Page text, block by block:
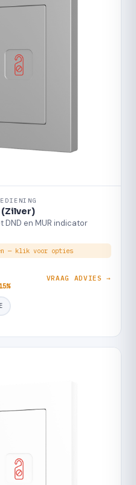
(Zilver)
DND en MUR indicator
— klik voor opties
VRAAG ADVIES →